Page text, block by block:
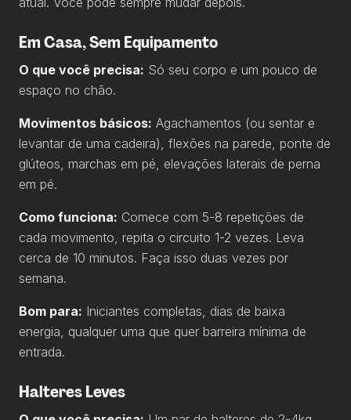
Em Casa, Sem Equipamento
O que você precisa: Só seu corpo e um pouco de
espaço no chão.
Movimentos básicos: Agachamentos (ou sentar e
levantar de uma cadeira), flexões na parede, ponte de
glúteos, marchas em pé, elevações laterais de perna
em pé.
Como funciona: Comece com 5-8 repetições de
cada movimento, repita o circuito 1-2 vezes. Leva
cerca de 10 minutos. Faça isso duas vezes por
semana.
Bom para: Iniciantes completas, dias de baixa
energia, qualquer uma que quer barreira mínima de
entrada.
Halteres Leves